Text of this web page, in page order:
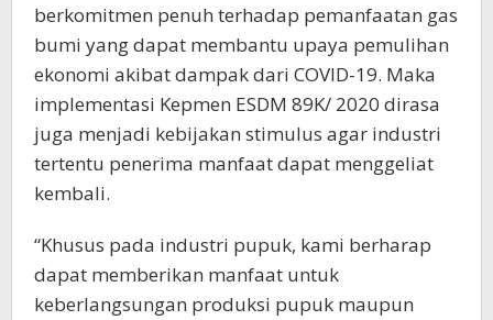
berkomitmen penuh terhadap pemanfaatan gas
bumi yang dapat membantu upaya pemulihan
ekonomi akibat dampak dari COVID-19. Maka
implementasi Kepmen ESDM 89K/ 2020 dirasa
juga menjadi kebijakan stimulus agar industri
tertentu penerima manfaat dapat menggeliat
kembali.
“Khusus pada industri pupuk, kami berharap
dapat memberikan manfaat untuk
keberlangsungan produksi pupuk maupun